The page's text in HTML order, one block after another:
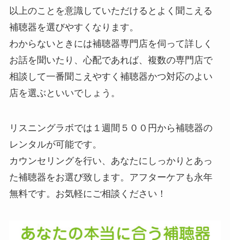
以上のことを意識していただけるとよく聞こえる
補聴器を選びやすくなります。
わからないときには補聴器専門店を伺って詳しく
お話を聞いたり、心配であれば、複数の専門店で
相談して一番聞こえやすく補聴器かつ対応のよい
店を選ぶといいでしょう。
リスニングラボでは１週間５００円から補聴器の
レンタルが可能です。
カウンセリングを行い、あなたにしっかりとあっ
た補聴器をお選び致します。アフターケアも永年
無料です。お気軽にご相談ください！